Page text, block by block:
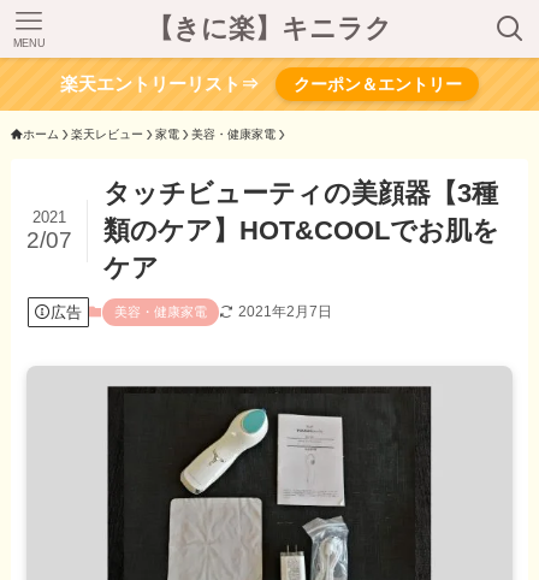
【きに楽】キニラク
MENU
楽天エントリーリスト⇒ クーポン＆エントリー
ホーム 楽天レビュー 家電 美容・健康家電
タッチビューティの美顔器【3種
類のケア】HOT&COOLでお肌を
ケア
2021
2/07
広告 美容・健康家電 2021年2月7日